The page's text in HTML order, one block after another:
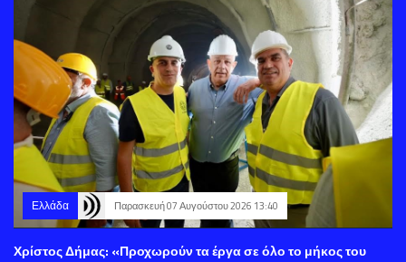
Ελλάδα Παρασκευή 07 Αυγούστου 2026 13:40
Χρίστος Δήμας: «Προχωρούν τα έργα σε όλο το μήκος του